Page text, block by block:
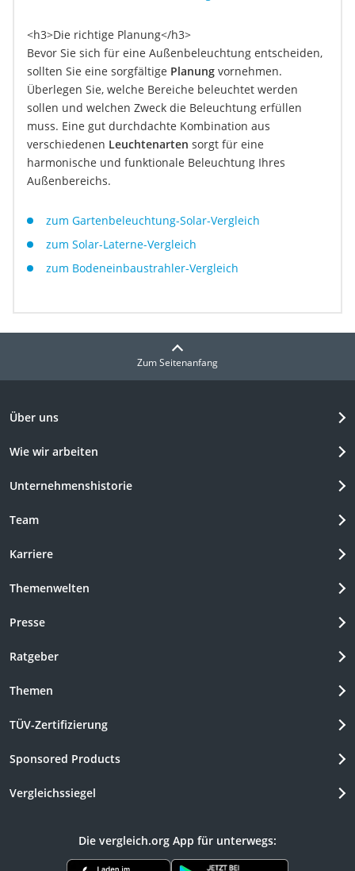
<h3>Die richtige Planung</h3>
Bevor Sie sich für eine Außenbeleuchtung entscheiden,
sollten Sie eine sorgfältige Planung vornehmen.
Überlegen Sie, welche Bereiche beleuchtet werden
sollen und welchen Zweck die Beleuchtung erfüllen
muss. Eine gut durchdachte Kombination aus
verschiedenen Leuchtenarten sorgt für eine
harmonische und funktionale Beleuchtung Ihres
Außenbereichs.
zum Gartenbeleuchtung-Solar-Vergleich
zum Solar-Laterne-Vergleich
zum Bodeneinbaustrahler-Vergleich
Zum Seitenanfang
Über uns
Wie wir arbeiten
Unternehmenshistorie
Team
Karriere
Themenwelten
Presse
Ratgeber
Themen
TÜV-Zertifizierung
Sponsored Products
Vergleichssiegel
Die vergleich.org App für unterwegs: